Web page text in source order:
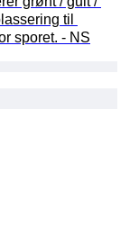
til
sporet. - NS